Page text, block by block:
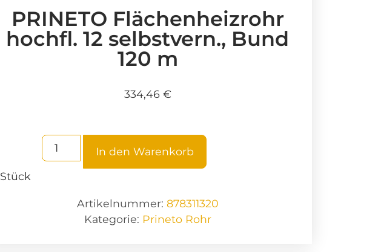
PRINETO Flächenheizrohr
hochfl. 12 selbstvern., Bund
120 m
334,46 €
Stück
In den Warenkorb
Artikelnummer: 878311320
Kategorie: Prineto Rohr